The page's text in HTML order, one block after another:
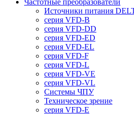
Частотные преобразователи
Источники питания
серия VFD-B
серия VFD-DD
серия VFD-ED
серия VFD-EL
серия VFD-F
серия VFD-L
серия VFD-VE
серия VFD-VL
Системы ЧПУ
Техническое зрение
серия VFD-E